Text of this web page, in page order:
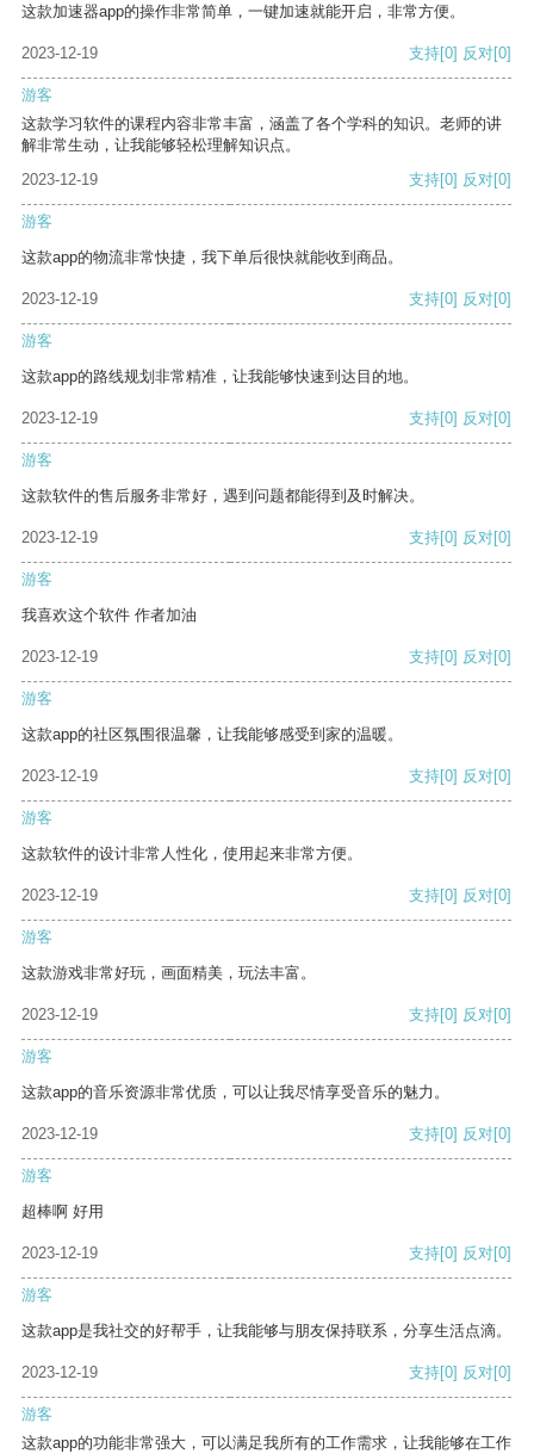
这款加速器app的操作非常简单，一键加速就能开启，非常方便。
2023-12-19 支持[0] 反对[0]
游客
这款学习软件的课程内容非常丰富，涵盖了各个学科的知识。老师的讲
解非常生动，让我能够轻松理解知识点。
2023-12-19
支持[0] 反对[0]
游客
这款app的物流非常快捷，我下单后很快就能收到商品。
2023-12-19 支持[0] 反对[0]
游客
这款app的路线规划非常精准，让我能够快速到达目的地。
2023-12-19 支持[0] 反对[0]
游客
这款软件的售后服务非常好，遇到问题都能得到及时解决。
2023-12-19 支持[0] 反对[0]
游客
我喜欢这个软件 作者加油
2023-12-19 支持[0] 反对[0]
游客
这款app的社区氛围很温馨，让我能够感受到家的温暖。
2023-12-19 支持[0] 反对[0]
游客
这款软件的设计非常人性化，使用起来非常方便。
2023-12-19 支持[0] 反对[0]
游客
这款游戏非常好玩，画面精美，玩法丰富。
2023-12-19 支持[0] 反对[0]
游客
这款app的音乐资源非常优质，可以让我尽情享受音乐的魅力。
2023-12-19 支持[0] 反对[0]
游客
超棒啊 好用
2023-12-19 支持[0] 反对[0]
游客
这款app是我社交的好帮手，让我能够与朋友保持联系，分享生活点滴。
2023-12-19 支持[0] 反对[0]
游客
这款app的功能非常强大，可以满足我所有的工作需求，让我能够在工作